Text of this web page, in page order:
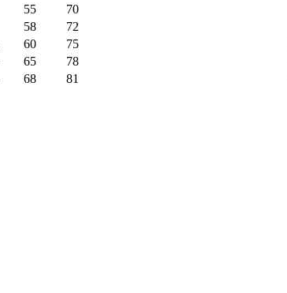
55
70
58
72
60
75
65
78
68 81